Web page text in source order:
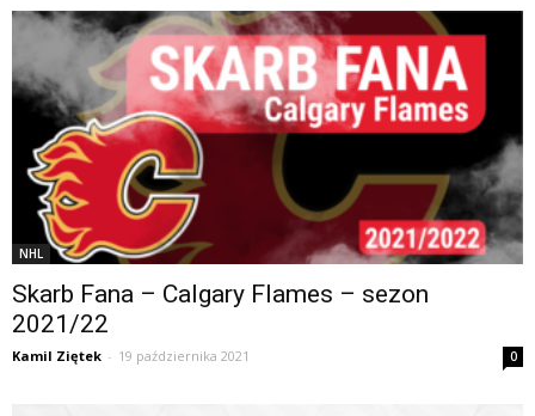
NHL
Skarb Fana – Calgary Flames – sezon
2021/22
Kamil Ziętek - 19 października 2021 0